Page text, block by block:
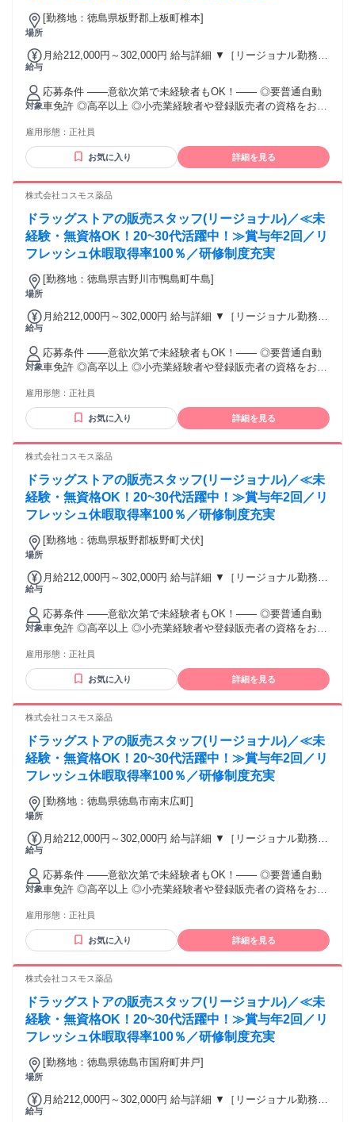
場所
[勤務地：徳島県板野郡上板町椎本]
給与
月給212,000円～302,000円 給与詳細 ▼［リージョナル勤務］
（残業時間 月2h程度） 247,000円～277,000円 【スキルアッ
プコース】早期キャリアアップを目指したい方向け 271,000円
～317,600円 （15ｈ分時間外手当含む。実際の残業時間11
ｈ） ※赴任住宅手当3万円込み（家賃6万円の物件入居の場
344,300円 （29ｈ分時間外手当含む。実際の残業時間16.5ｈ）
※赴任住宅手当3万円込み（家賃6万円の物件入居の場合）
【経験者B】小売業で店長・マネジメント職経験者(登録販売
者)) 309,300円～376,200円 （39ｈ分時間外手当含む。実際の
残業時間22ｈ） ※赴任住宅手当3万円込み（家賃6万円の物件
入居の場合） 勤務形態やエリアによって異なります。 詳細に
ついては【勤務地範囲と給与について】をご確認ください。
対象
応募条件 ――意欲次第で未経験者もOK！―― ◎要普通自動
車免許 ◎高卒以上 ◎小売業経験者や登録販売者の資格をお持
後、資格取得を目指すことも可能。研修や講習会もあり。 ※
同業界からの転職者が増えてきており、入社後活躍に繋がっ
ています。もちろん異業界からの応募や、第二新卒者も含め
雇用形態： 正社員
お気に入り 詳細を見る
株式会社コスモス薬品
ドラッグストアの販売スタッフ(リージョナル)／≪未
経験・無資格OK！20~30代活躍中！≫賞与年2回／リ
フレッシュ休暇取得率100％／研修制度充実
場所
[勤務地：徳島県吉野川市鴨島町牛島]
給与
月給212,000円～302,000円 給与詳細 ▼［リージョナル勤務］
（残業時間 月2h程度） 247,000円～277,000円 【スキルアッ
プコース】早期キャリアアップを目指したい方向け 271,000円
～317,600円 （15ｈ分時間外手当含む。実際の残業時間11
ｈ） ※赴任住宅手当3万円込み（家賃6万円の物件入居の場
344,300円 （29ｈ分時間外手当含む。実際の残業時間16.5ｈ）
※赴任住宅手当3万円込み（家賃6万円の物件入居の場合）
【経験者B】小売業で店長・マネジメント職経験者(登録販売
者)) 309,300円～376,200円 （39ｈ分時間外手当含む。実際の
残業時間22ｈ） ※赴任住宅手当3万円込み（家賃6万円の物件
入居の場合） 勤務形態やエリアによって異なります。 詳細に
ついては【勤務地範囲と給与について】をご確認ください。
対象
応募条件 ――意欲次第で未経験者もOK！―― ◎要普通自動
車免許 ◎高卒以上 ◎小売業経験者や登録販売者の資格をお持
後、資格取得を目指すことも可能。研修や講習会もあり。 ※
同業界からの転職者が増えてきており、入社後活躍に繋がっ
ています。もちろん異業界からの応募や、第二新卒者も含め
雇用形態： 正社員
お気に入り 詳細を見る
株式会社コスモス薬品
ドラッグストアの販売スタッフ(リージョナル)／≪未
経験・無資格OK！20~30代活躍中！≫賞与年2回／リ
フレッシュ休暇取得率100％／研修制度充実
場所
[勤務地：徳島県板野郡板野町犬伏]
給与
月給212,000円～302,000円 給与詳細 ▼［リージョナル勤務］
（残業時間 月2h程度） 247,000円～277,000円 【スキルアッ
プコース】早期キャリアアップを目指したい方向け 271,000円
～317,600円 （15ｈ分時間外手当含む。実際の残業時間11
ｈ） ※赴任住宅手当3万円込み（家賃6万円の物件入居の場
344,300円 （29ｈ分時間外手当含む。実際の残業時間16.5ｈ）
※赴任住宅手当3万円込み（家賃6万円の物件入居の場合）
【経験者B】小売業で店長・マネジメント職経験者(登録販売
者)) 309,300円～376,200円 （39ｈ分時間外手当含む。実際の
残業時間22ｈ） ※赴任住宅手当3万円込み（家賃6万円の物件
入居の場合） 勤務形態やエリアによって異なります。 詳細に
ついては【勤務地範囲と給与について】をご確認ください。
対象
応募条件 ――意欲次第で未経験者もOK！―― ◎要普通自動
車免許 ◎高卒以上 ◎小売業経験者や登録販売者の資格をお持
後、資格取得を目指すことも可能。研修や講習会もあり。 ※
同業界からの転職者が増えてきており、入社後活躍に繋がっ
ています。もちろん異業界からの応募や、第二新卒者も含め
雇用形態： 正社員
お気に入り 詳細を見る
株式会社コスモス薬品
ドラッグストアの販売スタッフ(リージョナル)／≪未
経験・無資格OK！20~30代活躍中！≫賞与年2回／リ
フレッシュ休暇取得率100％／研修制度充実
場所
[勤務地：徳島県徳島市南末広町]
給与
月給212,000円～302,000円 給与詳細 ▼［リージョナル勤務］
（残業時間 月2h程度） 247,000円～277,000円 【スキルアッ
プコース】早期キャリアアップを目指したい方向け 271,000円
～317,600円 （15ｈ分時間外手当含む。実際の残業時間11
ｈ） ※赴任住宅手当3万円込み（家賃6万円の物件入居の場
344,300円 （29ｈ分時間外手当含む。実際の残業時間16.5ｈ）
※赴任住宅手当3万円込み（家賃6万円の物件入居の場合）
【経験者B】小売業で店長・マネジメント職経験者(登録販売
者)) 309,300円～376,200円 （39ｈ分時間外手当含む。実際の
残業時間22ｈ） ※赴任住宅手当3万円込み（家賃6万円の物件
入居の場合） 勤務形態やエリアによって異なります。 詳細に
ついては【勤務地範囲と給与について】をご確認ください。
対象
応募条件 ――意欲次第で未経験者もOK！―― ◎要普通自動
車免許 ◎高卒以上 ◎小売業経験者や登録販売者の資格をお持
後、資格取得を目指すことも可能。研修や講習会もあり。 ※
同業界からの転職者が増えてきており、入社後活躍に繋がっ
ています。もちろん異業界からの応募や、第二新卒者も含め
雇用形態： 正社員
お気に入り 詳細を見る
株式会社コスモス薬品
ドラッグストアの販売スタッフ(リージョナル)／≪未
経験・無資格OK！20~30代活躍中！≫賞与年2回／リ
フレッシュ休暇取得率100％／研修制度充実
場所
[勤務地：徳島県徳島市国府町井戸]
給与
月給212,000円～302,000円 給与詳細 ▼［リージョナル勤務］